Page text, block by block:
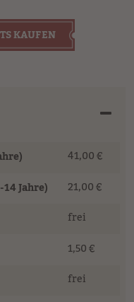
KAUFEN
41,00 €
Jahre)
21,00 €
frei
1,50 €
frei